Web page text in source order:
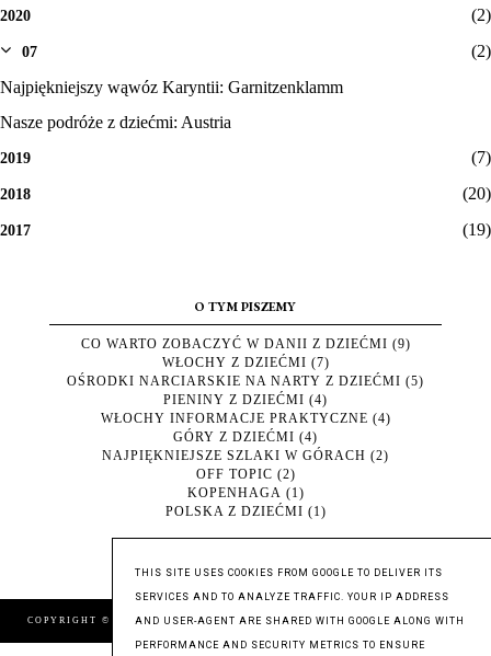
2020 (2)
07
(2)
Najpiękniejszy wąwóz Karyntii: Garnitzenklamm
Nasze podróże z dziećmi: Austria
2019 (7)
2018 (20)
2017 (19)
O TYM PISZEMY
CO WARTO ZOBACZYĆ W DANII Z DZIEĆMI (9)
WŁOCHY Z DZIEĆMI (7)
OŚRODKI NARCIARSKIE NA NARTY Z DZIEĆMI (5)
PIENINY Z DZIEĆMI (4)
WŁOCHY INFORMACJE PRAKTYCZNE (4)
GÓRY Z DZIEĆMI (4)
NAJPIĘKNIEJSZE SZLAKI W GÓRACH (2)
OFF TOPIC (2)
KOPENHAGA (1)
POLSKA Z DZIEĆMI (1)
COPYRIGHT © 2016 TU BYLIŚMY , BLOGGER
BLOG DESIGN:
THIS SITE USES COOKIES FROM GOOGLE TO DELIVER ITS
SERVICES AND TO ANALYZE TRAFFIC. YOUR IP ADDRESS
AND USER-AGENT ARE SHARED WITH GOOGLE ALONG WITH
PERFORMANCE AND SECURITY METRICS TO ENSURE